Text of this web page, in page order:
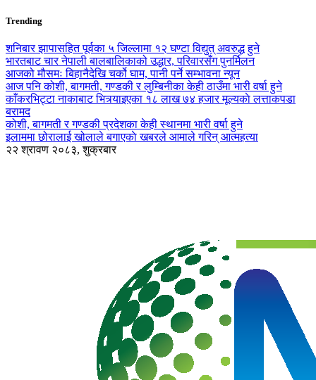
Trending
शनिबार झापासहित पूर्वका ५ जिल्लामा १२ घण्टा विद्युत् अवरुद्ध हुने
भारतबाट चार नेपाली बालबालिकाको उद्धार, परिवारसँग पुनर्मिलन
आजको मौसमः बिहानैदेखि चर्को घाम, पानी पर्ने सम्भावना न्यून
आज पनि कोशी, बागमती, गण्डकी र लुम्बिनीका केही ठाउँमा भारी वर्षा हुने
काँकरभिट्टा नाकाबाट भित्र्याइएका १८ लाख ७४ हजार मूल्यकाे लत्ताकपडा
बरामद
कोशी, बागमती र गण्डकी प्रदेशका केही स्थानमा भारी वर्षा हुने
इलाममा छोरालाई खोलाले बगाएकाे खबरले आमाले गरिन् आत्महत्या
२२ श्रावण २०८३, शुक्रबार